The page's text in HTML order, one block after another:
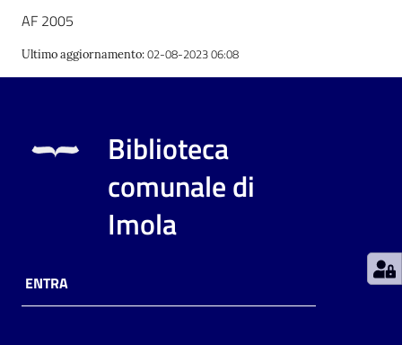
AF 2005
Ultimo aggiornamento:02-08-2023 06:08
Biblioteca
comunale di
Imola
ENTRA